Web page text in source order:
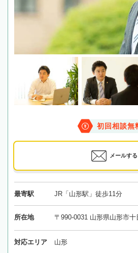
初回相談無
メールする
最寄駅 JR「山形駅」徒歩11分
所在地 〒990-0031 山形県山形市十
対応エリア 山形